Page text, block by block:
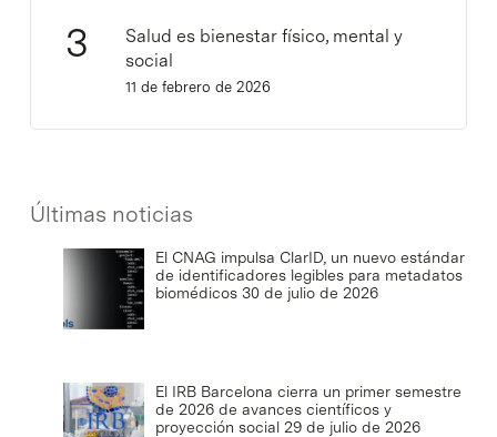
Salud es bienestar físico, mental y
social
11 de febrero de 2026
Últimas noticias
El CNAG impulsa ClarID, un nuevo estándar
de identificadores legibles para metadatos
biomédicos 30 de julio de 2026
El IRB Barcelona cierra un primer semestre
de 2026 de avances científicos y
proyección social 29 de julio de 2026